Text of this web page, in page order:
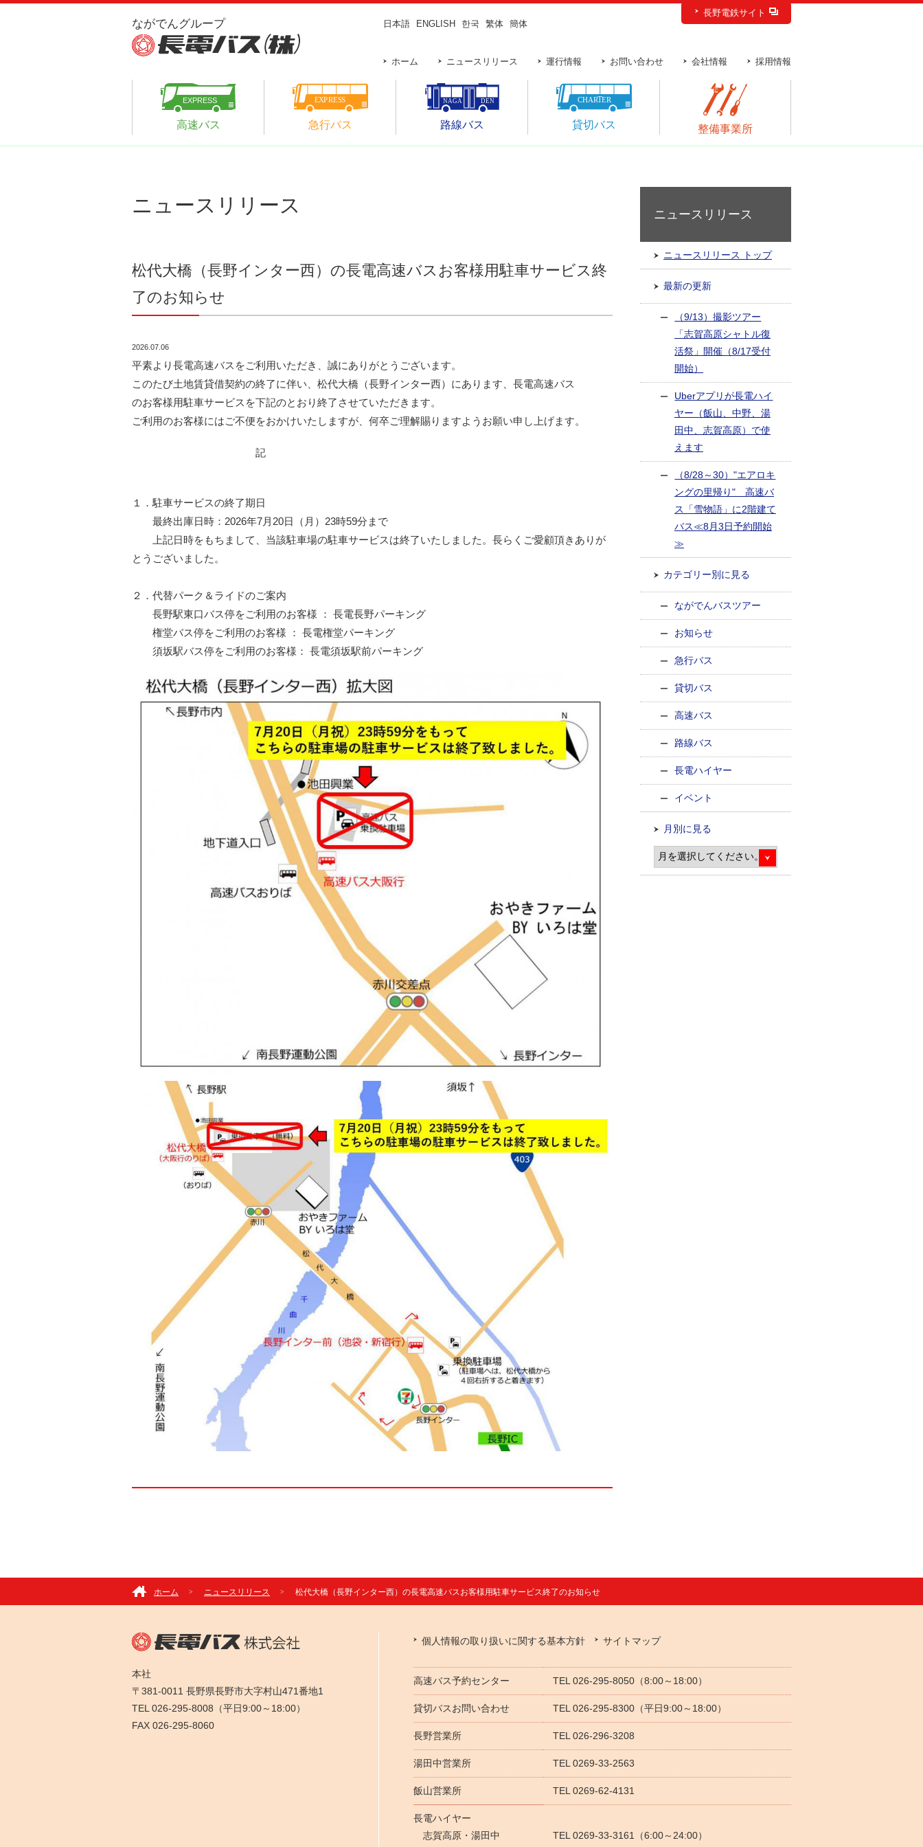
日本語 ENGLISH 한국 繁体 簡体
ホーム ニュースリリース 運行情報 お問い合わせ 会社情報 採用情報
高速バス 急行バス 路線バス 貸切バス 整備事業所
長野電鉄サイト
ニュースリリース
松代大橋（長野インター西）の長電高速バスお客様用駐車サービス終
了のお知らせ
2026.07.06
平素より長電高速バスをご利用いただき、誠にありがとうございます。
このたび土地賃貸借契約の終了に伴い、松代大橋（長野インター西）にあります、長電高速バス
のお客様用駐車サービスを下記のとおり終了させていただきます。
ご利用のお客様にはご不便をおかけいたしますが、何卒ご理解賜りますようお願い申し上げます。
記
１．駐車サービスの終了期日
最終出庫日時：2026年7月20日（月）23時59分まで
上記日時をもちまして、当該駐車場の駐車サービスは終了いたしました。長らくご愛顧頂きありが
とうございました。
２．代替パーク＆ライドのご案内
長野駅東口バス停をご利用のお客様 ： 長電長野パーキング
権堂バス停をご利用のお客様 ： 長電権堂パーキング
須坂駅バス停をご利用のお客様： 長電須坂駅前パーキング
ニュースリリース
ニュースリリース トップ
最新の更新
（9/13）撮影ツアー
「志賀高原シャトル復
活祭」開催（8/17受付
開始）
Uberアプリが長電ハイ
ヤー（飯山、中野、湯
田中、志賀高原）で使
えます
（8/28～30）"エアロキ
ングの里帰り" 高速バ
ス「雪物語」に2階建て
バス≪8月3日予約開始
≫
カテゴリー別に見る
ながでんバスツアー
お知らせ
急行バス
貸切バス
高速バス
路線バス
長電ハイヤー
イベント
月別に見る
ホーム ニュースリリース 松代大橋（長野インター西）の長電高速バスお客様用駐車サービス終了のお知らせ
個人情報の取り扱いに関する基本方針 サイトマップ
高速バス予約センター TEL 026-295-8050（8:00～18:00）
貸切バスお問い合わせ TEL 026-295-8300（平日9:00～18:00）
長野営業所 TEL 026-296-3208
湯田中営業所 TEL 0269-33-2563
飯山営業所 TEL 0269-62-4131
長電ハイヤー
志賀高原・湯田中
TEL 0269-33-3161（6:00～24:00）
本社
〒381-0011 長野県長野市大字村山471番地1
TEL 026-295-8008（平日9:00～18:00）
FAX 026-295-8060